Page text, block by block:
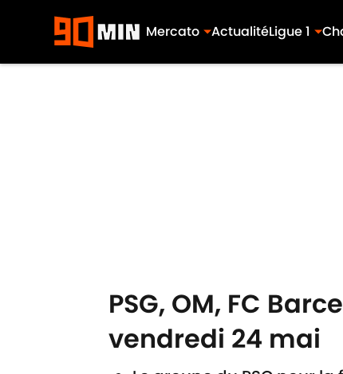
Mercato ActualitéLigue 1
PSG, OM, FC
vendredi 24 mai